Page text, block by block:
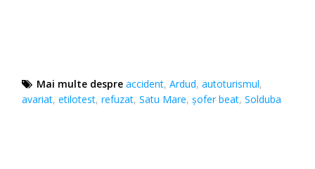
Mai multe despre accident,Ardud,autoturismul,
avariat,etilotest,refuzat,Satu Mare,şofer beat,Solduba